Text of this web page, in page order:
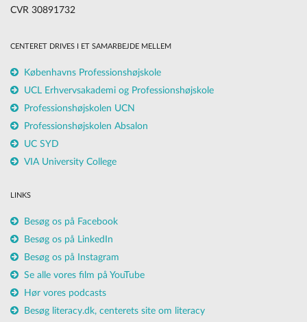
CVR 30891732
CENTERET DRIVES I ET SAMARBEJDE MELLEM
Københavns Professionshøjskole
UCL Erhvervsakademi og Professionshøjskole
Professionshøjskolen UCN
Professionshøjskolen Absalon
UC SYD
VIA University College
LINKS
Besøg os på Facebook
Besøg os på LinkedIn
Besøg os på Instagram
Se alle vores film på YouTube
Hør vores podcasts
Besøg literacy.dk, centerets site om literacy